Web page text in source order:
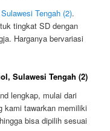
Tengah (2).
tingkat SD dengan
Harganya bervariasi
Sulawesi Tengah (2)
lengkap, mulai dari
kami tawarkan memiliki
bisa dipilih sesuai